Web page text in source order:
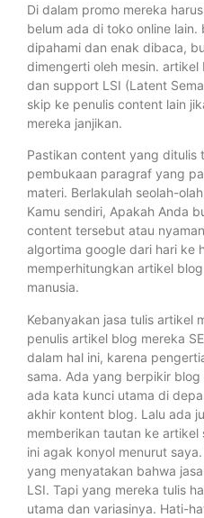
Di dalam promo mereka
belum ada di toko online
dipahami dan enak dibaca,
dimengerti oleh mesin.
dan support LSI (Latent
skip ke penulis content lain
mereka janjikan.
Pastikan content yang ditulis
pembukaan paragraf yang
materi. Berlakulah seolah-
Kamu sendiri, Apakah Anda
content tersebut atau
algortima google dari hari ke
memperhitungkan artikel
manusia.
Kebanyakan jasa tulis artikel
penulis artikel blog mereka
dalam hal ini, karena
sama. Ada yang berpikir
ada kata kunci utama di
akhir kontent blog. Lalu ada
memberikan tautan ke
ini agak konyol menurut
yang menyatakan bahwa
LSI. Tapi yang mereka tulis
utama dan variasinya. Hati-